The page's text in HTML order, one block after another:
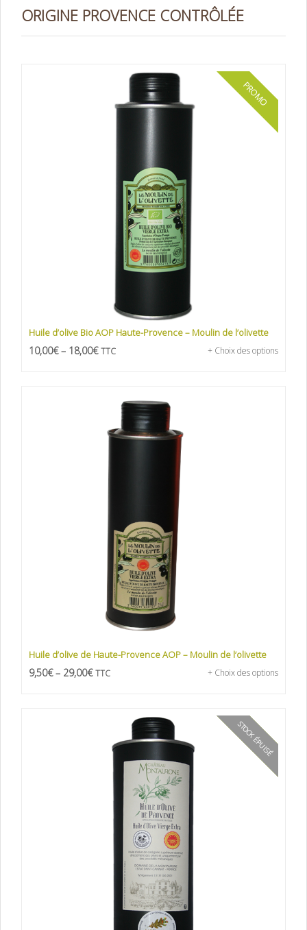
ORIGINE PROVENCE CONTRÔLÉE
PROMO
Huile d’olive Bio AOP Haute-Provence – Moulin de l’olivette
10,00€– 18,00€ TTC + Choix des options
Huile d’olive de Haute-Provence AOP – Moulin de l’olivette
9,50€– 29,00€ TTC + Choix des options
PROMO
STOCK ÉPUISÉ